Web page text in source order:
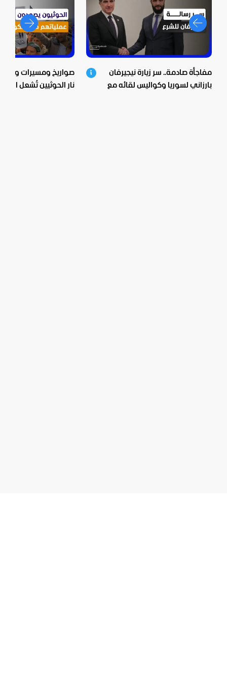
مفاجأة صادمة.. سر زيارة نيجيرفان
بارزاني لسوريا وكواليس لقائه مع
صواريخ ومسيرات
نار الحوثيين تُشعل اليمن